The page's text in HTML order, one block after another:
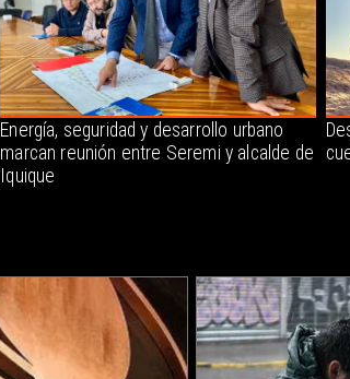
Energía, seguridad y desarrollo urbano
marcan reunión entre Seremi y alcalde de
Iquique